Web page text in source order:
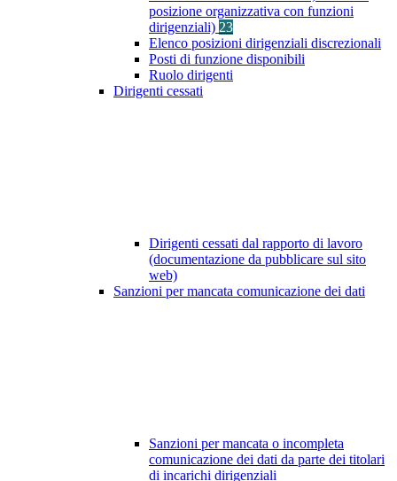
posizione organizzativa con funzioni
dirigenziali) 23
Elenco posizioni dirigenziali discrezionali
Posti di funzione disponibili
Ruolo dirigenti
Dirigenti cessati
Dirigenti cessati dal rapporto di lavoro
(documentazione da pubblicare sul sito
web)
Sanzioni per mancata comunicazione dei dati
Sanzioni per mancata o incompleta
comunicazione dei dati da parte dei titolari
di incarichi dirigenziali